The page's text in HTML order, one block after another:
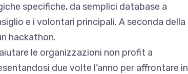
specifiche, da semplici database a
e i volontari principali. A seconda della
hackathon.
le organizzazioni non profit a
due volte l’anno per affrontare in